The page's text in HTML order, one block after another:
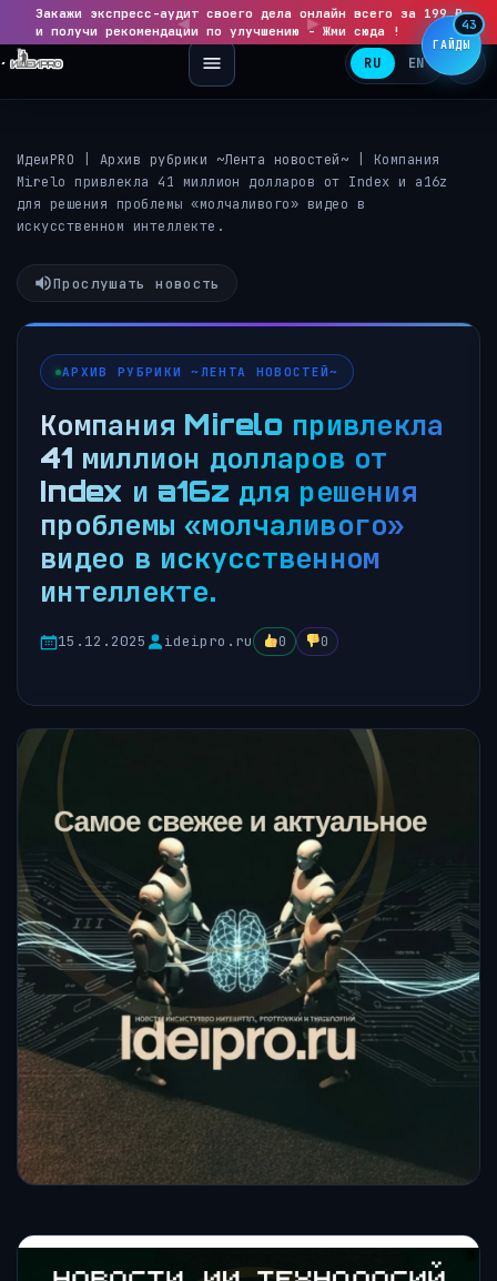
Закажи экспресс-аудит своего дела онлайн всего за 199 ₽
и получи рекомендации по улучшению - Жми сюда !
▶
RU EN
ИдеиPRO Архив рубрики ~Лента новостей~
Компания
Mirelo привлекла 41 миллион долларов от Index и a16z
для решения проблемы «молчаливого» видео в
искусственном интеллекте.
Прослушать новость
АРХИВ РУБРИКИ ~ЛЕНТА НОВОСТЕЙ~
Компания Mirelo привлекла
41 миллион долларов от
Index и a16z для решения
проблемы «молчаливого»
видео в искусственном
интеллекте.
15.12.2025 ideipro.ru 0 0
ГАЙДЫ
43